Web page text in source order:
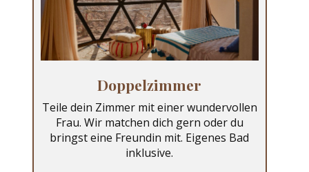
Doppelzimmer
Teile dein Zimmer mit einer wundervollen
Frau. Wir matchen dich gern oder du
bringst eine Freundin mit. Eigenes Bad
inklusive.